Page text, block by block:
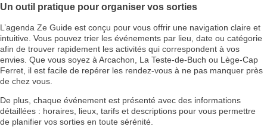
Un outil pratique pour organiser vos sorties
L’agenda Ze Guide est conçu pour vous offrir une navigation claire et
intuitive. Vous pouvez trier les événements par lieu, date ou catégorie
afin de trouver rapidement les activités qui correspondent à vos
envies. Que vous soyez à Arcachon, La Teste-de-Buch ou Lège-Cap
Ferret, il est facile de repérer les rendez-vous à ne pas manquer près
de chez vous.
De plus, chaque événement est présenté avec des informations
détaillées : horaires, lieux, tarifs et descriptions pour vous permettre
de planifier vos sorties en toute sérénité.